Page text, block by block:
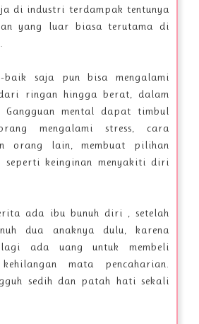
di industri terdampak tentunya
yang luar biasa terutama di
baik saja pun bisa mengalami
ringan hingga berat, dalam
mental dapat timbul
mengalami stress, cara
orang lain, membuat pilihan
seperti keinginan menyakiti diri
ada ibu bunuh diri , setelah
dua anaknya dulu, karena
ada uang untuk membeli
mata pencaharian.
sedih dan patah hati sekali